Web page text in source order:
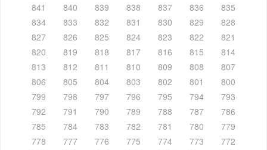
841
840 839 838 837 836
835
834
833 832 831 830 829
828
827
826 825 824 823 822
821
820
819 818 817 816 815
814
813
812 811 810 809 808
807
806
805 804 803 802 801
800
799
798 797 796 795 794
793
792
791 790 789 788 787
786
785
784 783 782 781 780
779
778
777 776 775 774 773
772